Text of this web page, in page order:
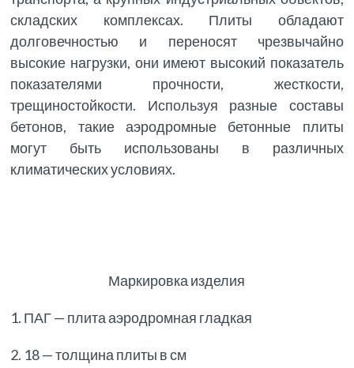
складских комплексах. Плиты обладают
долговечностью и переносят чрезвычайно
высокие нагрузки, они имеют высокий показатель
показателями прочности, жесткости,
трещиностойкости. Используя разные составы
бетонов, такие аэродромные бетонные плиты
могут быть использованы в различных
климатических условиях.
Маркировка изделия
1. ПАГ — плита аэродромная гладкая
2. 18 — толщина плиты в см